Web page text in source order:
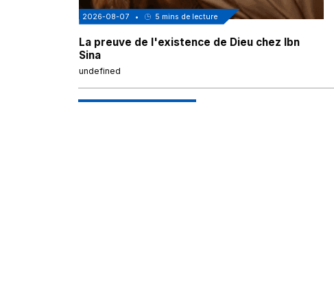
2026-08-07 • 5 mins de lecture
La preuve de l'existence de Dieu chez Ibn
Sina
undefined